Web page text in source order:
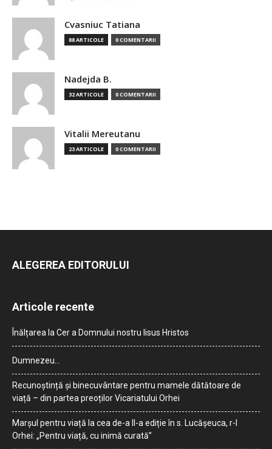
Cvasniuc Tatiana
88 ARTICOLE 0 COMENTARII
Nadejda B.
32 ARTICOLE 0 COMENTARII
Vitalii Mereutanu
23 ARTICOLE 0 COMENTARII
ALEGEREA EDITORULUI
Articole recente
Înălțarea la Cer a Domnului nostru Iisus Hristos
Dumnezeu…
Recunoștință și binecuvântare pentru mamele dătătoare de
viață – din partea preoților Vicariatului Orhei
Marșul pentru viață la cea de-a II-a ediție în s. Lucășeuca, r-l
Orhei: „Pentru viață, cu inimă curată”